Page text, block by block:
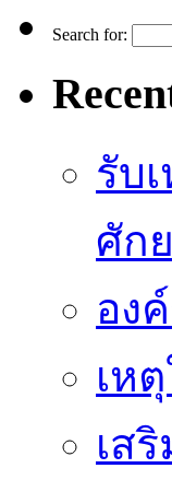
Search for:
รับ
ศัก
อง
เห
เส